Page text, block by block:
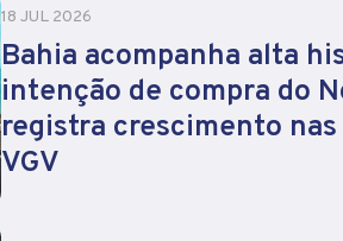
18 JUL 2026
Bahia acompanha alta
intenção de compra do
registra crescimento
VGV